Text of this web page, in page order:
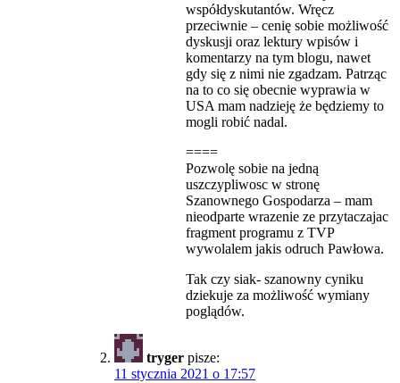
współdyskutantów. Wręcz
przeciwnie – cenię sobie możliwość
dyskusji oraz lektury wpisów i
komentarzy na tym blogu, nawet
gdy się z nimi nie zgadzam. Patrząc
na to co się obecnie wyprawia w
USA mam nadzieję że będziemy to
mogli robić nadal.
====
Pozwolę sobie na jedną
uszczypliwosc w stronę
Szanownego Gospodarza – mam
nieodparte wrazenie ze przytaczajac
fragment programu z TVP
wywolalem jakis odruch Pawłowa.
Tak czy siak- szanowny cyniku
dziekuje za możliwość wymiany
poglądów.
tryger pisze:
11 stycznia 2021 o 17:57